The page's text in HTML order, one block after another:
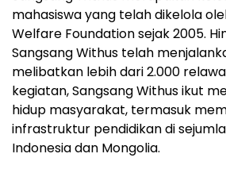
mahasiswa yang telah dikelola
Welfare Foundation sejak 2005.
Sangsang Withus telah
melibatkan lebih dari 2.000
kegiatan, Sangsang Withus ikut
hidup masyarakat, termasuk
infrastruktur pendidikan di
Indonesia dan Mongolia.